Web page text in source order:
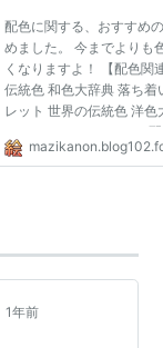
配色に関する、おすすめ
めました。 今までよりも
くなりますよ！ 【配色関
伝統色 和色大辞典 落ち
レット 世界の伝統色 洋
のカラーパレット kuler
しい組み合わせが盛沢山
1年前